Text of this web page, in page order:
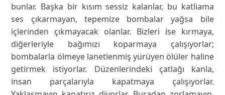
bunlar. Başka bir kısım sessiz kalanlar, bu katliama
ses çıkarmayan, tepemize bombalar yağsa bile
içlerinden çıkmayacak olanlar. Bizleri ise kırmaya,
diğerleriyle bağımızı koparmaya çalışıyorlar;
bombalarla ölmeye lanetlenmiş yürüyen ölüler haline
getirmek istiyorlar. Düzenlerindeki çatlağı kanla,
insan parçalarıyla kapatmaya çalışıyorlar.